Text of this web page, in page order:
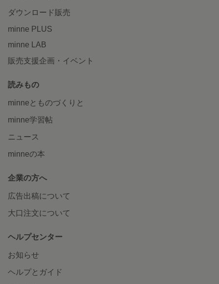
ダウンロード販売
minne PLUS
minne LAB
販売支援企画・イベント
読みもの
minneとものづくりと
minne学習帖
ニュース
minneの本
企業の方へ
広告出稿について
大口注文について
ヘルプセンター
お知らせ
ヘルプとガイド